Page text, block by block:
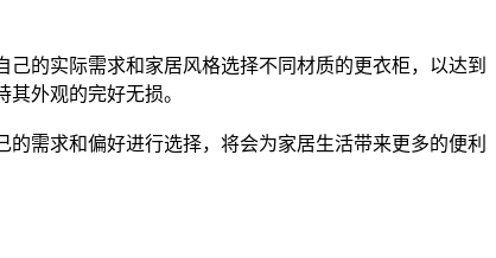
的实际需求和家居风格选择不同材质的更衣柜，以达到
外观的完好无损。
需求和偏好进行选择，将会为家居生活带来更多的便利